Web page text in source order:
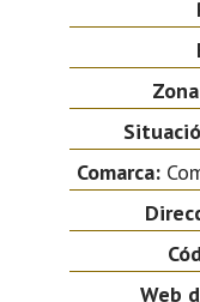
Comarca:
Web